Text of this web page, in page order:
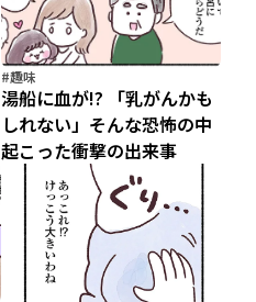
#趣味
湯船に血が!? 「乳がんかも
しれない」そんな恐怖の中
起こった衝撃の出来事